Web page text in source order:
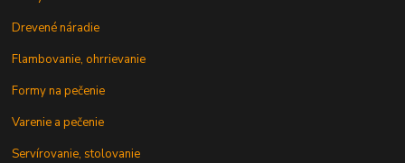
Drevené náradie
Flambovanie, ohrrievanie
Formy na pečenie
Varenie a pečenie
Servírovanie, stolovanie